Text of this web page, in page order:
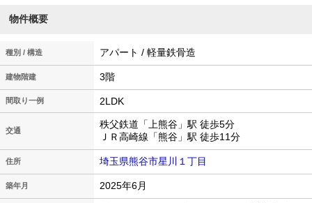
物件概要
種別 / 構造 アパート / 軽量鉄骨造
建物階建 3階
間取り一例 2LDK
交通
秩父鉄道「上熊谷」駅 徒歩5分
ＪＲ高崎線「熊谷」駅 徒歩11分
住所 埼玉県熊谷市星川１丁目
築年月 2025年6月